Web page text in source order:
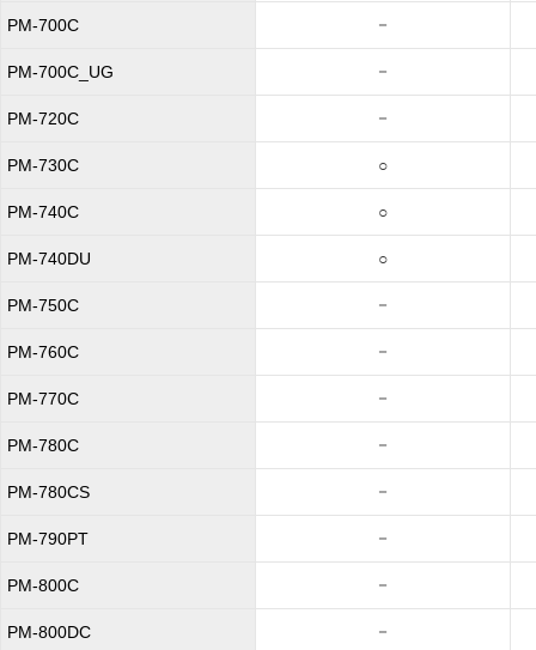
PM-700C －
PM-700C_UG －
PM-720C －
PM-730C ○
PM-740C ○
PM-740DU ○
PM-750C －
PM-760C －
PM-770C －
PM-780C －
PM-780CS －
PM-790PT －
PM-800C －
PM-800DC －